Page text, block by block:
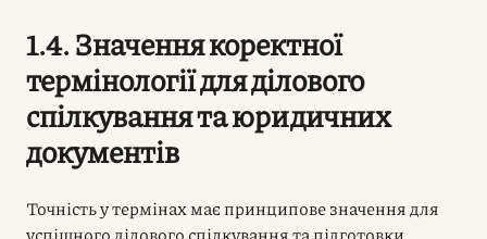
1.4. Значення коректної
термінології для ділового
спілкування та юридичних
документів
Точність у термінах має принципове значення для
успішного ділового спілкування та підготовки